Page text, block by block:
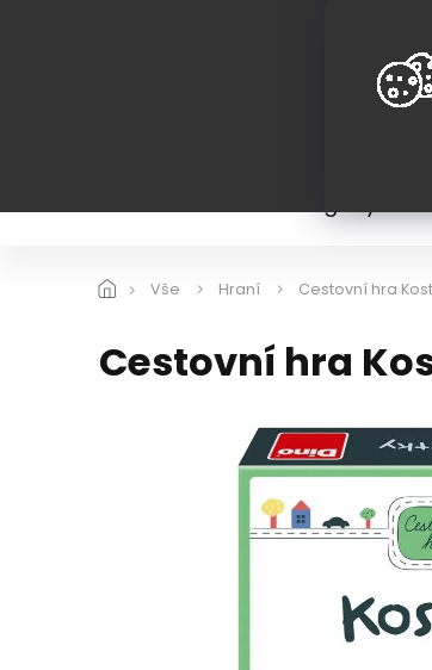
Vše Hraní Cestovní hra
Cestovní hra